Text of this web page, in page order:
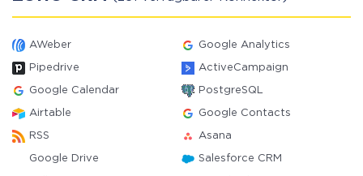
AWeber Google Analytics
Pipedrive ActiveCampaign
Google Calendar PostgreSQL
Airtable Google Contacts
RSS Asana
Google Drive Salesforce CRM